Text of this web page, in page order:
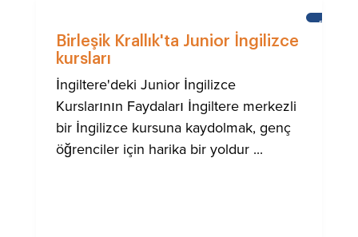
Birleşik Krallık'ta Junior İngilizce
kursları
İngiltere'deki Junior İngilizce
Kurslarının Faydaları İngiltere merkezli
bir İngilizce kursuna kaydolmak, genç
öğrenciler için harika bir yoldur ...